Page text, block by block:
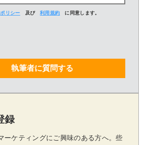
リシー 及び 利用規約 に同意します。
執筆者に質問する
録
ーケティングにご興味のある方へ。些